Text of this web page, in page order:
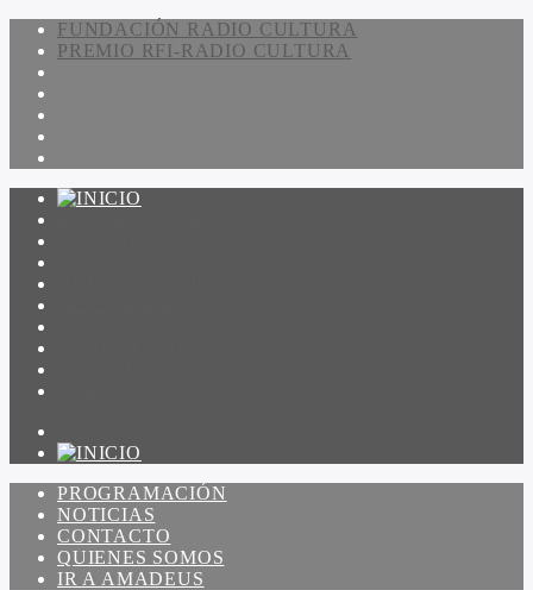
FUNDACIÓN RADIO CULTURA
PREMIO RFI-RADIO CULTURA
PROGRAMACIÓN
NOTICIAS
CONTACTO
QUIENES SOMOS
IR A AMADEUS